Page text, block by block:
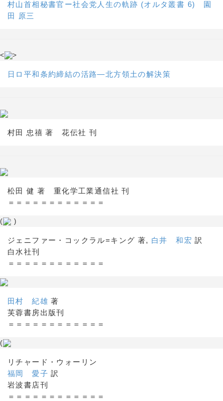
村山首相秘書官ー社会党人生の軌跡 (オルタ叢書 6) 園
田 原三
< >
日ロ平和条約締結の活路―北方領土の解決策
村田 忠禧 著 花伝社 刊
松田 健 著 重化学工業通信社 刊
＝＝＝＝＝＝＝＝＝＝＝＝
( )
ジェニファー・コックラル=キング 著, 白井 和宏 訳
白水社刊
＝＝＝＝＝＝＝＝＝＝＝＝
田村 紀雄 著
芙蓉書房出版刊
＝＝＝＝＝＝＝＝＝＝＝＝
(
リチャード・ウォーリン
福岡 愛子 訳
岩波書店刊
＝＝＝＝＝＝＝＝＝＝＝＝